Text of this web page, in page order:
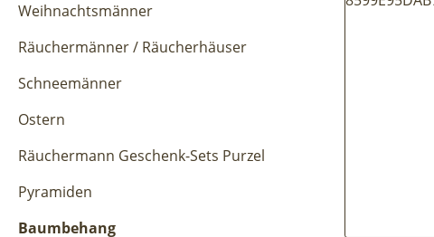
Weihnachtsmänner
Räuchermänner / Räucherhäuser
Schneemänner
Ostern
Räuchermann Geschenk-Sets Purzel
Pyramiden
Baumbehang